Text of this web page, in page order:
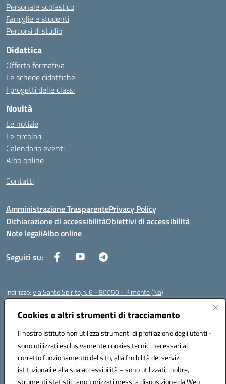
Cookies e altri strumenti di tracciamento
Il nostro Istituto non utilizza strumenti di profilazione degli utenti -
sono utilizzati esclusivamente cookies tecnici necessari al
corretto funzionamento del sito, alla fruibilità dei servizi
istituzionali e alla sua accessibilità – sono utilizzati, inoltre,
strumenti statistici anonimizzati messi a disposizione da Web
Personale scolastico
Famiglie e studenti
Percorsi di studio
Didattica
Offerta formativa
Le schede didattiche
I progetti delle classi
Novità
Le notizie
Le circolari
Calendario eventi
Albo online
Contatti
Amministrazione TrasparentePrivacy Policy
Dichiarazione di accessibilitàObiettivi di accessibilità
Note legaliAlbo online
Seguici su:
Indirizzo:via Santo Spirito,n. 6 - 80050 - Pimonte (Na)
Centralino:
Posta elettronica certificata (PEC):naic86400x@pec.istruzione.it
Codice fiscale: 82008870634
Codice meccanografico:NAIC86400X
Codice Indice delle Pubbliche Amministrazioni (IPA): ISTSC_NAIC86400X
Codice unico di fatturazione (CUF): UF5NKX